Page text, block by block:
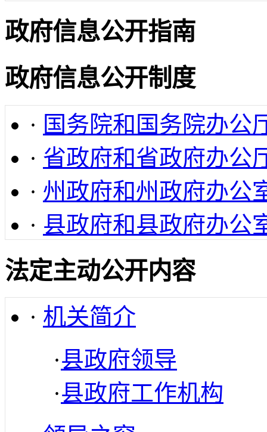
政府信息公开指南
政府信息公开制度
· 国务院和国务院办公
· 省政府和省政府办公
· 州政府和州政府办公
· 县政府和县政府办公
法定主动公开内容
· 机关简介
·县政府领导
·县政府工作机构